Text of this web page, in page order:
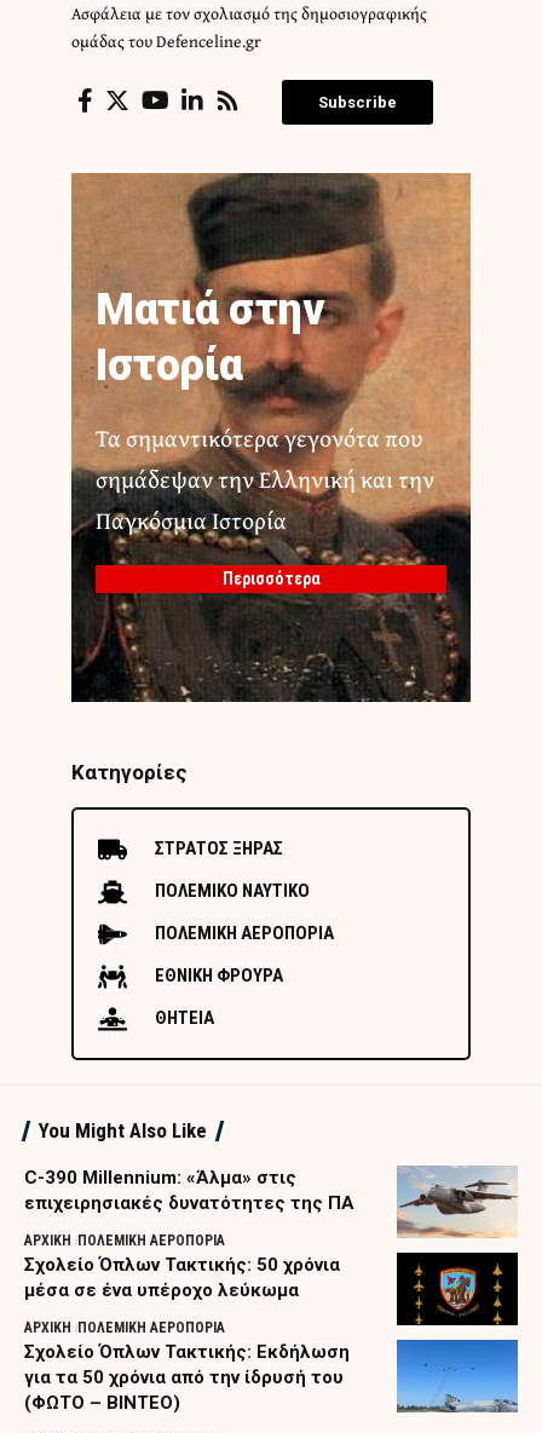
Ασφάλεια με τον σχολιασμό της δημοσιογραφικής
ομάδας του Defenceline.gr
Subscribe
Ματιά στην
Ιστορία
Τα σημαντικότερα γεγονότα που
σημάδεψαν την Ελληνική και την
Παγκόσμια Ιστορία
Περισσότερα
Κατηγορίες
ΣΤΡΑΤΟΣ ΞΗΡΑΣ
ΠΟΛΕΜΙΚΟ ΝΑΥΤΙΚΟ
ΠΟΛΕΜΙΚΗ ΑΕΡΟΠΟΡΙΑ
ΕΘΝΙΚΗ ΦΡΟΥΡΑ
ΘΗΤΕΙΑ
You Might Also Like
C-390 Millennium: «Άλμα» στις
επιχειρησιακές δυνατότητες της ΠΑ
ΑΡΧΙΚΗ ΠΟΛΕΜΙΚΗ ΑΕΡΟΠΟΡΙΑ
Σχολείο Όπλων Τακτικής: 50 χρόνια
μέσα σε ένα υπέροχο λεύκωμα
ΑΡΧΙΚΗ ΠΟΛΕΜΙΚΗ ΑΕΡΟΠΟΡΙΑ
Σχολείο Όπλων Τακτικής: Εκδήλωση
για τα 50 χρόνια από την ίδρυσή του
(ΦΩΤΟ – ΒΙΝΤΕΟ)